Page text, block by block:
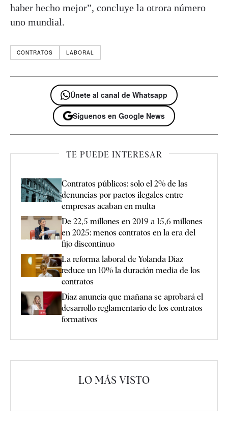
haber hecho mejor”, concluye la otrora número
uno mundial.
CONTRATOS LABORAL
Únete al canal de Whatsapp
Síguenos en Google News
TE PUEDE INTERESAR
Contratos públicos: solo el 2% de las
denuncias por pactos ilegales entre
empresas acaban en multa
De 22,5 millones en 2019 a 15,6 millones
en 2025: menos contratos en la era del
fijo discontinuo
La reforma laboral de Yolanda Díaz
reduce un 10% la duración media de los
contratos
Díaz anuncia que mañana se aprobará el
desarrollo reglamentario de los contratos
formativos
LO MÁS VISTO